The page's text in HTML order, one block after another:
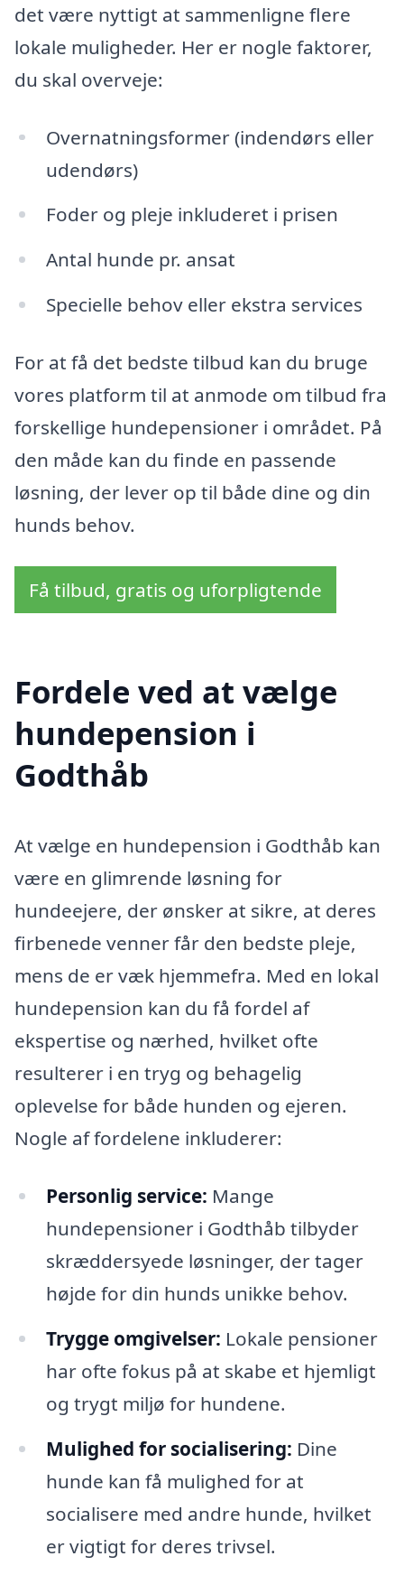
det være nyttigt at sammenligne flere
lokale muligheder. Her er nogle faktorer,
du skal overveje:
Overnatningsformer (indendørs eller
udendørs)
Foder og pleje inkluderet i prisen
Antal hunde pr. ansat
Specielle behov eller ekstra services
For at få det bedste tilbud kan du bruge
vores platform til at anmode om tilbud fra
forskellige hundepensioner i området. På
den måde kan du finde en passende
løsning, der lever op til både dine og din
hunds behov.
Få tilbud, gratis og uforpligtende
Fordele ved at vælge
hundepension i
Godthåb
At vælge en hundepension i Godthåb kan
være en glimrende løsning for
hundeejere, der ønsker at sikre, at deres
firbenede venner får den bedste pleje,
mens de er væk hjemmefra. Med en lokal
hundepension kan du få fordel af
ekspertise og nærhed, hvilket ofte
resulterer i en tryg og behagelig
oplevelse for både hunden og ejeren.
Nogle af fordelene inkluderer:
Personlig service: Mange
hundepensioner i Godthåb tilbyder
skræddersyede løsninger, der tager
højde for din hunds unikke behov.
Trygge omgivelser: Lokale pensioner
har ofte fokus på at skabe et hjemligt
og trygt miljø for hundene.
Mulighed for socialisering: Dine
hunde kan få mulighed for at
socialisere med andre hunde, hvilket
er vigtigt for deres trivsel.